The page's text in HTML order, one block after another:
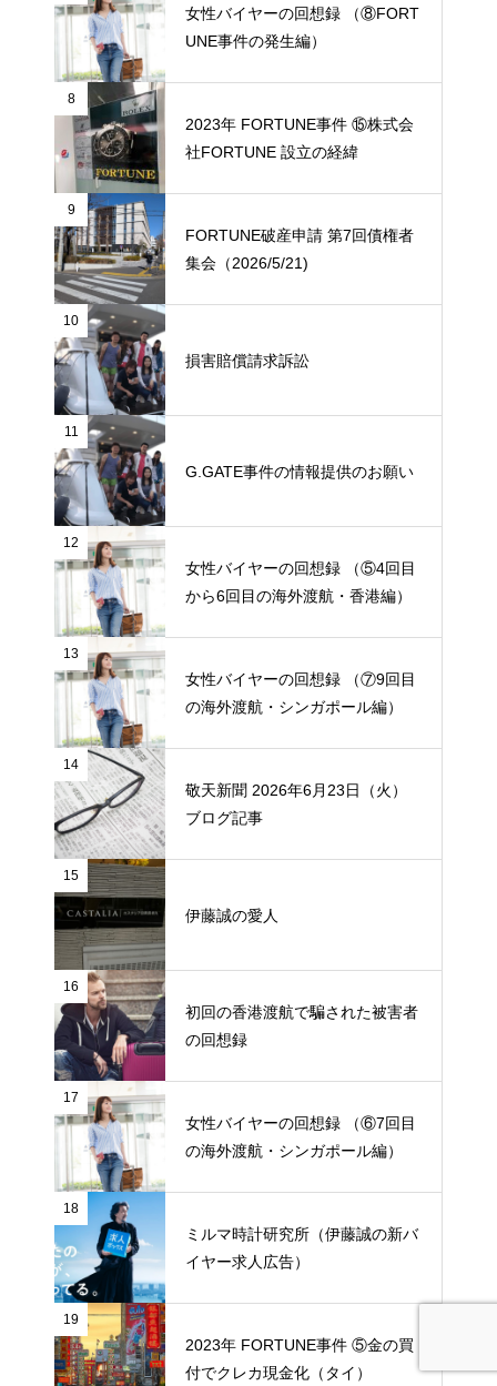
女性バイヤーの回想録 （⑧FORT
UNE事件の発生編）
8
2023年 FORTUNE事件 ⑮株式会
社FORTUNE 設立の経緯
9
FORTUNE破産申請 第7回債権者
集会（2026/5/21)
10
損害賠償請求訴訟
11
G.GATE事件の情報提供のお願い
12
女性バイヤーの回想録 （⑤4回目
から6回目の海外渡航・香港編）
13
女性バイヤーの回想録 （⑦9回目
の海外渡航・シンガポール編）
14
敬天新聞 2026年6月23日（火）
ブログ記事
15
伊藤誠の愛人
16
初回の香港渡航で騙された被害者
の回想録
17
女性バイヤーの回想録 （⑥7回目
の海外渡航・シンガポール編）
18
ミルマ時計研究所（伊藤誠の新バ
イヤー求人広告）
19
2023年 FORTUNE事件 ⑤金の買
付でクレカ現金化（タイ）